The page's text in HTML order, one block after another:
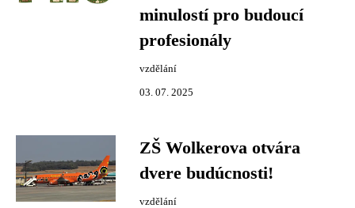
minulostí pro budoucí
profesionály
vzdělání
03. 07. 2025
ZŠ Wolkerova otvára
dvere budúcnosti!
vzdělání